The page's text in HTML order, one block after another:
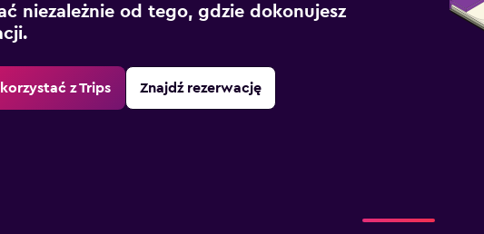
niezależnie od tego, gdzie dokonujesz
z Trips Znajdź rezerwację